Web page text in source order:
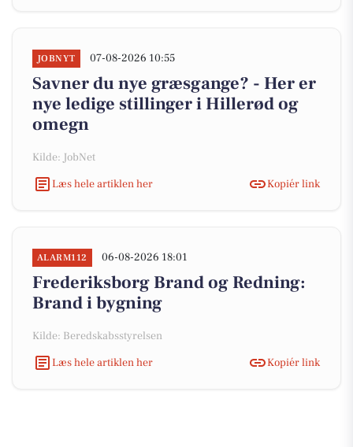
JOBNYT 07-08-2026 10:55
Savner du nye græsgange? - Her er
nye ledige stillinger i Hillerød og
omegn
Kilde: JobNet
Læs hele artiklen her
Kopiér link
ALARM112 06-08-2026 18:01
Frederiksborg Brand og Redning:
Brand i bygning
Kilde: Beredskabsstyrelsen
Læs hele artiklen her
Kopiér link